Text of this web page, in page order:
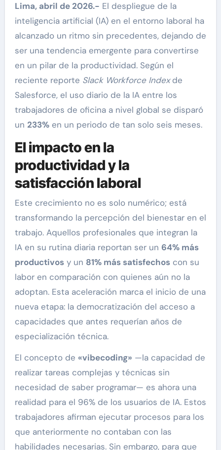
Lima, abril de 2026.- El despliegue de la
inteligencia artificial (IA) en el entorno laboral ha
alcanzado un ritmo sin precedentes, dejando de
ser una tendencia emergente para convertirse
en un pilar de la productividad. Según el
reciente reporte Slack Workforce Indexde
Salesforce, el uso diario de la IA entre los
trabajadores de oficina a nivel global se disparó
un 233%en un periodo de tan solo seis meses.
El impacto en la
productividad y la
satisfacción laboral
Este crecimiento no es solo numérico; está
transformando la percepción del bienestar en el
trabajo. Aquellos profesionales que integran la
IA en su rutina diaria reportan ser un 64% más
productivosy un 81% más satisfechoscon su
labor en comparación con quienes aún no la
adoptan. Esta aceleración marca el inicio de una
nueva etapa: la democratización del acceso a
capacidades que antes requerían años de
especialización técnica.
El concepto de «vibecoding» —la capacidad de
realizar tareas complejas y técnicas sin
necesidad de saber programar— es ahora una
realidad para el 96% de los usuarios de IA. Estos
trabajadores afirman ejecutar procesos para los
que anteriormente no contaban con las
habilidades necesarias. Sin embargo, para que